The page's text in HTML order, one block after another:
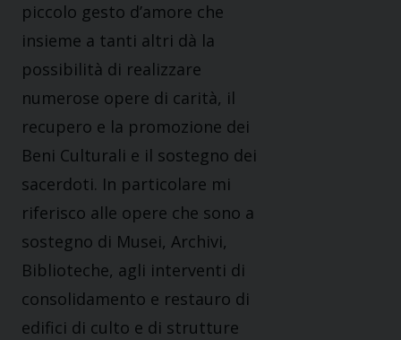
piccolo gesto d’amore che
insieme a tanti altri dà la
possibilità di realizzare
numerose opere di carità, il
recupero e la promozione dei
Beni Culturali e il sostegno dei
sacerdoti. In particolare mi
riferisco alle opere che sono a
sostegno di Musei, Archivi,
Biblioteche, agli interventi di
consolidamento e restauro di
edifici di culto e di strutture